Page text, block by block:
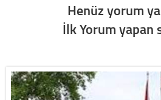
Henüz yorum
İlk Yorum yapan